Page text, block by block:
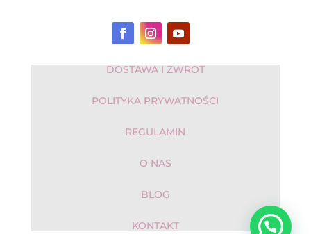
DOSTAWA I ZWROT
POLITYKA PRYWATNOŚCI
REGULAMIN
O NAS
BLOG
KONTAKT